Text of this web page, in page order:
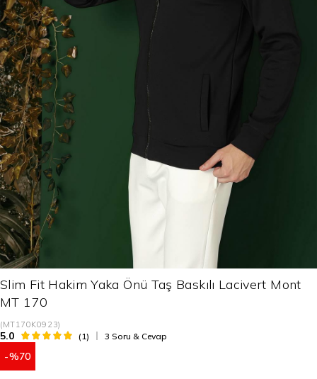
Slim Fit Hakim Yaka Önü Taş Baskılı Lacivert Mont
MT 170
(MT170K0923)
5.0 (1) 3 Soru & Cevap
70